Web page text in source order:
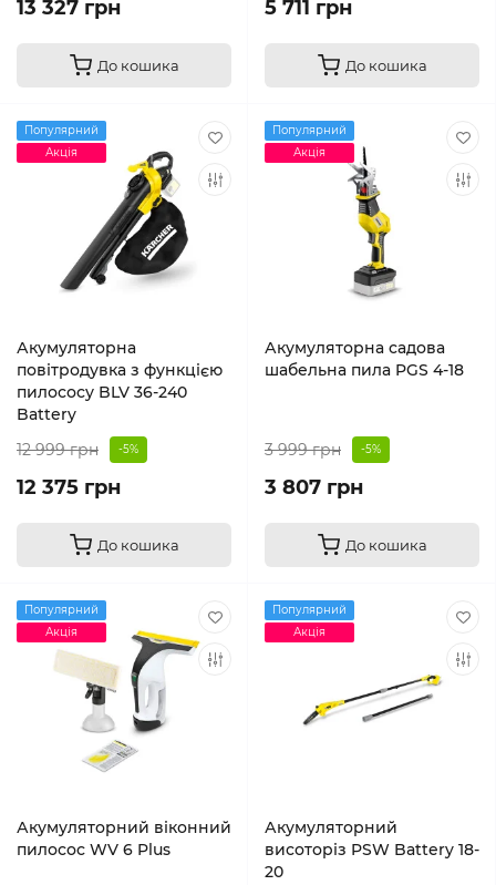
13 327 грн
До кошика
5 711 грн
До кошика
Популярний
Акція
Акумуляторна
повітродувка з функцією
пилососу BLV 36-240
Battery
12 999 грн
-5%
12 375 грн
До кошика
Популярний
Акція
Акумуляторна садова
шабельна пила PGS 4-18
3 999 грн -5%
3 807 грн
До кошика
Популярний
Акція
Акумуляторний віконний
пилосос WV 6 Plus
Популярний
Акція
Акумуляторний
висоторіз PSW Battery 18-
20